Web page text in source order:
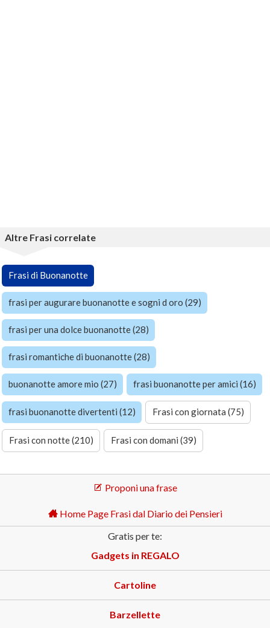
Altre Frasi correlate
Frasi di Buonanotte
frasi per augurare buonanotte e sogni d oro (29)
frasi per una dolce buonanotte (28)
frasi romantiche di buonanotte (28)
buonanotte amore mio (27) frasi buonanotte per amici (16)
frasi buonanotte divertenti (12) Frasi con giornata (75)
Frasi con notte (210) Frasi con domani (39)
Proponi una frase
Home Page Frasi dal Diario dei Pensieri
Gratis per te:
Gadgets in REGALO
Cartoline
Barzellette